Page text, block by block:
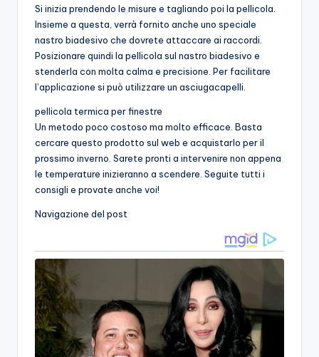
Si inizia prendendo le misure e tagliando poi la pellicola.
Insieme a questa, verrà fornito anche uno speciale
nastro biadesivo che dovrete attaccare ai raccordi.
Posizionare quindi la pellicola sul nastro biadesivo e
stenderla con molta calma e precisione. Per facilitare
l’applicazione si può utilizzare un asciugacapelli.
pellicola termica per finestre
Un metodo poco costoso ma molto efficace. Basta
cercare questo prodotto sul web e acquistarlo per il
prossimo inverno. Sarete pronti a intervenire non appena
le temperature inizieranno a scendere. Seguite tutti i
consigli e provate anche voi!
Navigazione del post